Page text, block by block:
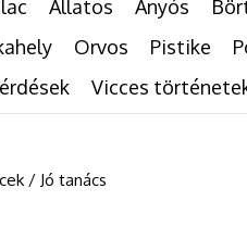
Állatos Anyós
Orvos Pistike
Vicces
/ Jó tanács